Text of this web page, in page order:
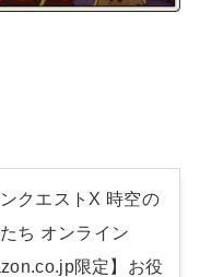
クエストX 時空の
ち オンライン
限定】お役